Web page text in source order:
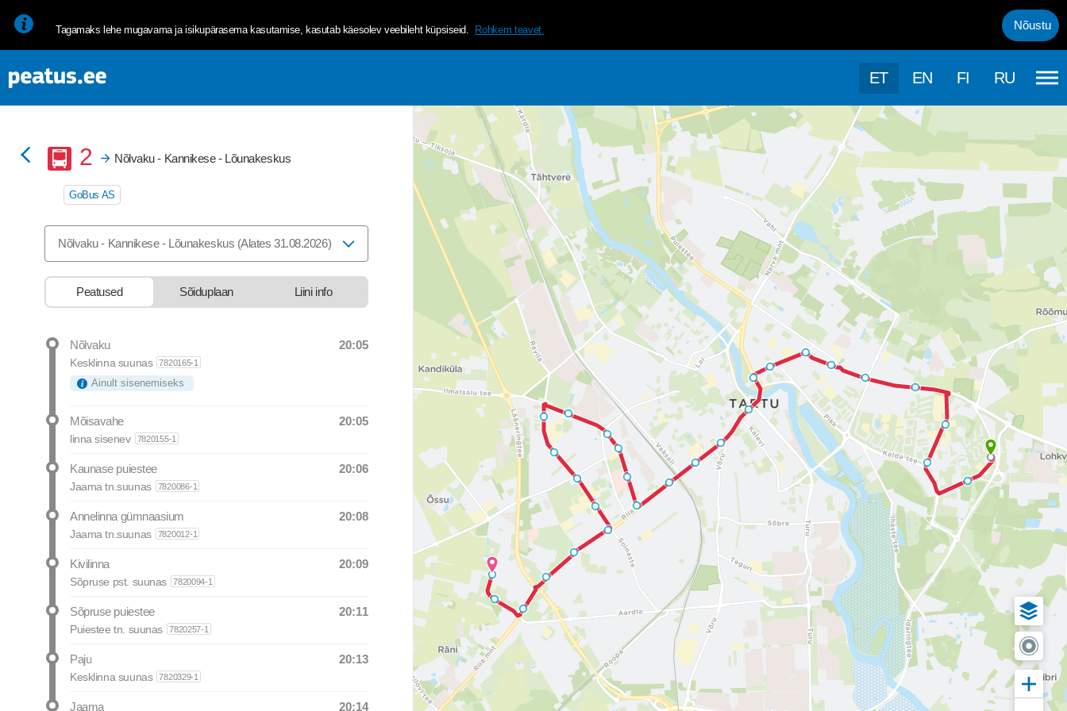
<p><span style="font-size: 10pt; line-height: 107%; font-family: helvetica, arial, sans-serif;">Tagamaks lehe mugavama ja isikup&auml;rasema kasutamise, kasutab k&auml;esolev veebileht
Tagamaks lehe mugavama ja isikupärasema kasutamise, kasutab käesolev veebileht küpsiseid. Rohkem teavet. Nõustu
ET EN FI RU
Buss
2 Nõlvaku - Kannikese - Lõunakeskus
GoBus AS
Nõlvaku - Kannikese - Lõunakeskus (Alates 31.08.2026)
Peatused Sõiduplaan Liini info
Nõlvaku Departure time was at
20:05
Kesklinna suunas 7820165-1
Ainult sisenemiseks
Mõisavahe Departure time was at
20:05
linna sisenev 7820155-1
Kaunase puiestee Departure time was at
20:06
Jaama tn.suunas 7820086-1
Annelinna gümnaasium Departure time was at
20:08
Jaama tn.suunas 7820012-1
Kivilinna Departure time was at
20:09
Sõpruse pst. suunas 7820094-1
Sõpruse puiestee Departure time was at
20:11
Puiestee tn. suunas 7820257-1
Paju Departure time was at
20:13
Kesklinna suunas 7820329-1
Jaama 20:14